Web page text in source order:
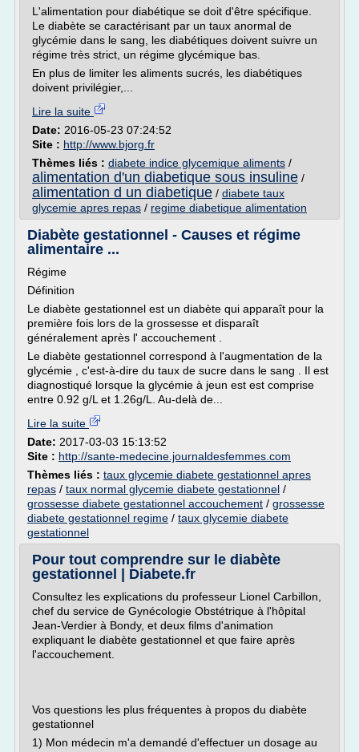
L'alimentation pour diabétique se doit d'être spécifique.
Le diabète se caractérisant par un taux anormal de
glycémie dans le sang, les diabétiques doivent suivre un
régime très strict, un régime glycémique bas.
En plus de limiter les aliments sucrés, les diabétiques
doivent privilégier,...
Lire la suite
Date: 2016-05-23 07:24:52
Site : http://www.bjorg.fr
Thèmes liés : diabete indice glycemique aliments /
alimentation d'un diabetique sous insuline /
alimentation d un diabetique / diabete taux
glycemie apres repas / regime diabetique alimentation
Diabète gestationnel - Causes et régime
alimentaire ...
Régime
Définition
Le diabète gestationnel est un diabète qui apparaît pour la
première fois lors de la grossesse et disparaît
généralement après l' accouchement .
Le diabète gestationnel correspond à l'augmentation de la
glycémie , c'est-à-dire du taux de sucre dans le sang . Il est
diagnostiqué lorsque la glycémie à jeun est est comprise
entre 0.92 g/L et 1.26g/L. Au-delà de...
Lire la suite
Date: 2017-03-03 15:13:52
Site : http://sante-medecine.journaldesfemmes.com
Thèmes liés : taux glycemie diabete gestationnel apres
repas / taux normal glycemie diabete gestationnel /
grossesse diabete gestationnel accouchement / grossesse
diabete gestationnel regime / taux glycemie diabete
gestationnel
Pour tout comprendre sur le diabète
gestationnel | Diabete.fr
Consultez les explications du professeur Lionel Carbillon,
chef du service de Gynécologie Obstétrique à l'hôpital
Jean-Verdier à Bondy, et deux films d'animation
expliquant le diabète gestationnel et que faire après
l'accouchement.
Vos questions les plus fréquentes à propos du diabète
gestationnel
1) Mon médecin m'a demandé d'effectuer un dosage au